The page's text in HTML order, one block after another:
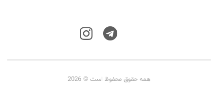
همه حقوق محفوظ است © 2026